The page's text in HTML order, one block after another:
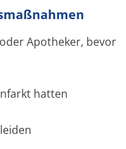
Apotheker, bevor
hatten